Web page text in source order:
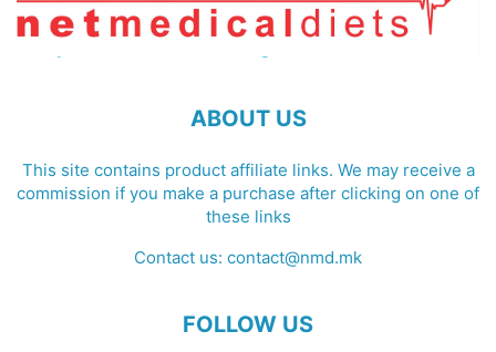
ABOUT US
This site contains product affiliate links. We may receive a
commission if you make a purchase after clicking on one of
these links
Contact us: contact@nmd.mk
FOLLOW US